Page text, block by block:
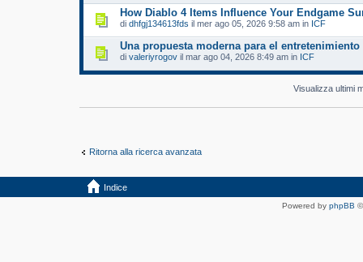
How Diablo 4 Items Influence Your Endgame
di dhfgj134613fds il mer ago 05, 2026 9:58 am in ICF
Una propuesta moderna para el
di valeriyrogov il mar ago 04, 2026 8:49 am in ICF
Visualizza ultimi
Ritorna alla ricerca avanzata
Indice
Powered by phpBB